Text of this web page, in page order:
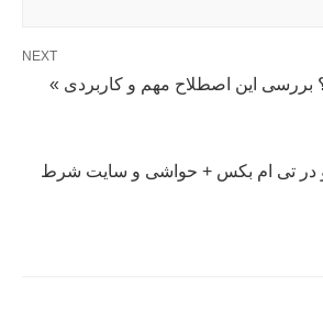
NEXT
بررسی این اصطلاح مهم و کاربردی »
در تی ام بکس + حواشی و سایت شرط